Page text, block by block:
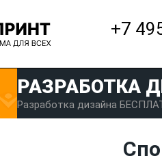
+7
РАЗРАБОТКА
Разработка дизайна